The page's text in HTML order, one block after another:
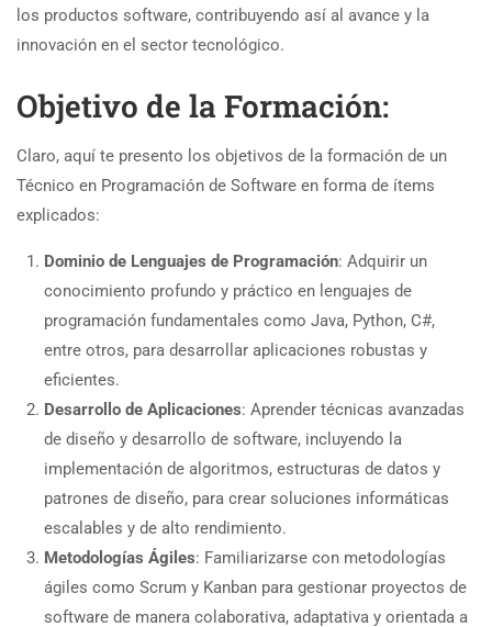
los productos software, contribuyendo así al avance y la
innovación en el sector tecnológico.
Objetivo de la Formación:
Claro, aquí te presento los objetivos de la formación de un
Técnico en Programación de Software en forma de ítems
explicados:
Dominio de Lenguajes de Programación: Adquirir un
conocimiento profundo y práctico en lenguajes de
programación fundamentales como Java, Python, C#,
entre otros, para desarrollar aplicaciones robustas y
eficientes.
Desarrollo de Aplicaciones: Aprender técnicas avanzadas
de diseño y desarrollo de software, incluyendo la
implementación de algoritmos, estructuras de datos y
patrones de diseño, para crear soluciones informáticas
escalables y de alto rendimiento.
Metodologías Ágiles: Familiarizarse con metodologías
ágiles como Scrum y Kanban para gestionar proyectos de
software de manera colaborativa, adaptativa y orientada a